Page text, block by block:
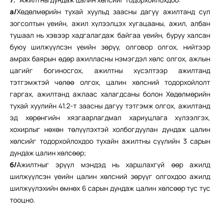
а/Хөдөлмөрийн тухай хуульд заасны дагуу ажилтанд сул
зогсолтын үеийн, ажил хүлээлцэх хугацааны, ажил, албан
тушаал нь хэвээр хадгалагдаж байгаа үеийн, буруу халсан
буюу шилжүүлсэн үеийн зөрүү, олговор олгох, нийтээр
амрах баярын өдөр ажилласны нэмэгдэл хөлс олгох, ажлын
цагийг богиносгох, ажилтны хүсэлтээр ажилтанд
тэтгэмжтэй чөлөө олгох, цалин хөлсний тодорхойлолт
гаргах, ажилтанд ажлаас халагдсаны болон Хөдөлмөрийн
тухай хуулийн 41.2-т заасны дагуу тэтгэмж олгох, ажилтанд
эд хөрөнгийн хязгаарлагдмал хариуцлага хүлээлгэх,
хохирлыг нөхөн төлүүлэхтэй холбогдуулан дундаж цалин
хөлсийг тодорхойлохдоо тухайн ажилтны сүүлийн 3 сарын
дундаж цалин хөлсөөр;
б/Ажилтныг эрүүл мэндэд нь харшлахгүй өөр ажилд
шилжүүлсэн үеийн цалин хөлсний зөрүүг олгохдоо ажилд
шилжүүлэхийн өмнөх 6 сарын дундаж цалин хөлсөөр тус тус
тооцно.